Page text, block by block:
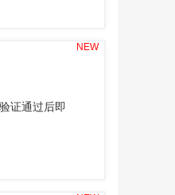
证通过后即
NEW